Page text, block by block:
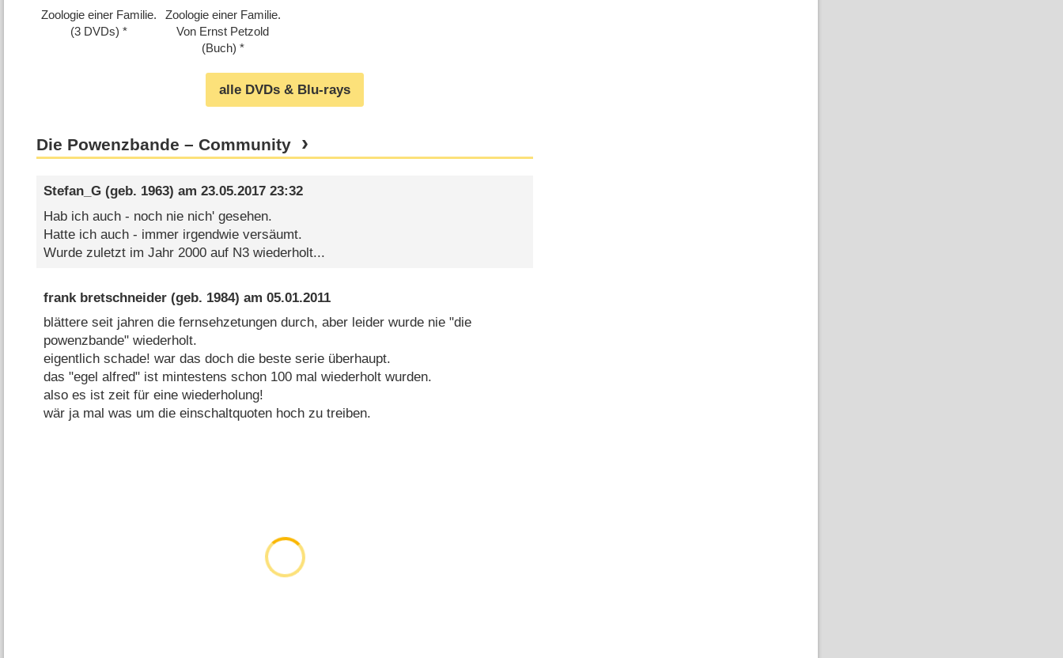
Zoologie einer Familie.
(3 DVDs)
Zoologie einer Familie.
Von Ernst Petzold
(Buch)
alle DVDs & Blu-rays
Die Powenzbande – Community
Stefan_G(geb. 1963) am 23.05.2017 23:32
Hab ich auch - noch nie nich' gesehen.
Hatte ich auch - immer irgendwie versäumt.
Wurde zuletzt im Jahr 2000 auf N3 wiederholt...
frank bretschneider(geb. 1984) am 05.01.2011
blättere seit jahren die fernsehzetungen durch, aber leider wurde nie "die
powenzbande" wiederholt.
eigentlich schade! war das doch die beste serie überhaupt.
das "egel alfred" ist mintestens schon 100 mal wiederholt wurden.
also es ist zeit für eine wiederholung!
wär ja mal was um die einschaltquoten hoch zu treiben.